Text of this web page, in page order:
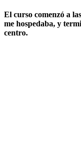
El curso comenzó a
me hospedaba, y
centro.